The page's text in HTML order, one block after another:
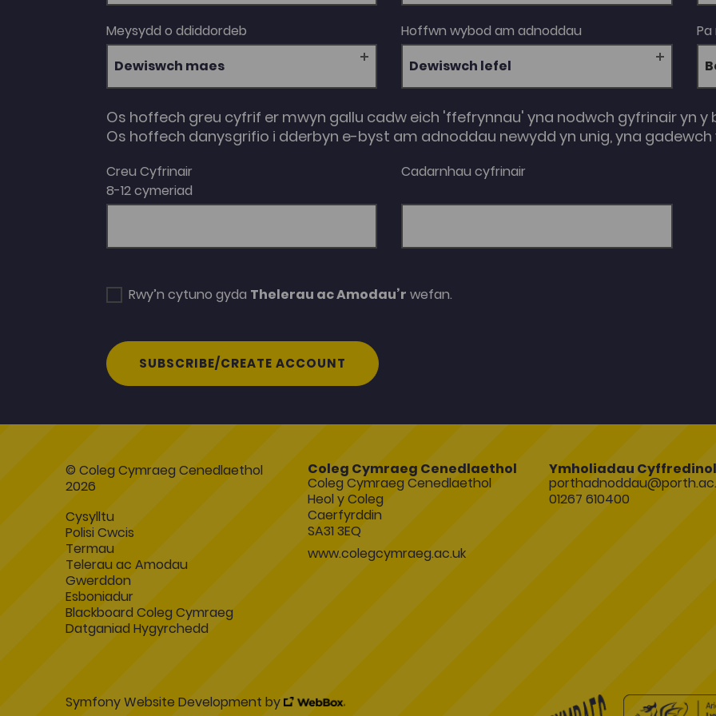
ym 1999, Nineteenth-Century Women’s
Writing in Wales a enillodd Wobr Roland
Mathias yn 2009, y gyfrol Welsh Gothic (2013),
a’i cofiant Cranogwen a enillodd Wobr Llyfr y
Flwyddyn yn y categori Ffeithiol Creadigol yn
Meysydd o ddiddordeb
Dewiswch maes
Hoffwn wybod am adnoddau
Dewiswch lefel
Os hoffech greu cyfrif er mwyn gallu cadw eich 'ffefrynnau' yna nodwch gyfrinair yn y
Os hoffech danysgrifio i dderbyn e-byst am adnoddau newydd yn unig, yna gadewch
Creu Cyfrinair
8-12 cymeriad
Cadarnhau cyfrinair
Rwy’n cytuno gyda Thelerau ac Amodau’r wefan.
SUBSCRIBE/CREATE ACCOUNT
© Coleg Cymraeg Cenedlaethol
2026
Cysylltu
Polisi Cwcis
Termau
Telerau ac Amodau
Gwerddon
Esboniadur
Blackboard Coleg Cymraeg
Datganiad Hygyrchedd
Coleg Cymraeg Cenedlaethol
Coleg Cymraeg Cenedlaethol
Heol y Coleg
Caerfyrddin
SA31 3EQ
www.colegcymraeg.ac.uk
Ymholiadau Cyffredinol
01267 610400
Symfony Website Development by